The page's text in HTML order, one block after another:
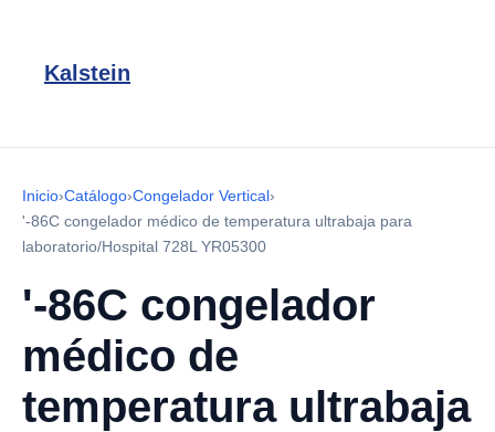
Kalstein
Inicio›Catálogo›Congelador Vertical›
'-86C congelador médico de temperatura ultrabaja para
laboratorio/Hospital 728L YR05300
'-86C congelador
médico de
temperatura ultrabaja